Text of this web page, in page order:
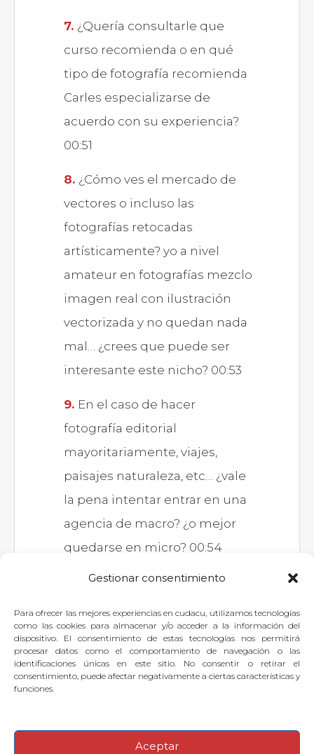
Gestionar consentimiento
Para ofrecer las mejores experiencias en cudacu, utilizamos tecnologías
como las cookies para almacenar y/o acceder a la información del
dispositivo. El consentimiento de estas tecnologías nos permitirá
procesar datos como el comportamiento de navegación o las
identificaciones únicas en este sitio. No consentir o retirar el
consentimiento, puede afectar negativamente a ciertas características y
funciones.
Aceptar
¿Quería consultarle que
curso recomienda o en qué
tipo de fotografía recomienda
Carles especializarse de
acuerdo con su experiencia?
00:51
¿Cómo ves el mercado de
vectores o incluso las
fotografías retocadas
artísticamente? yo a nivel
amateur en fotografías mezclo
imagen real con ilustración
vectorizada y no quedan nada
mal… ¿crees que puede ser
interesante este nicho? 00:53
En el caso de hacer
fotografía editorial
mayoritariamente, viajes,
paisajes naturaleza, etc… ¿vale
la pena intentar entrar en una
agencia de macro? ¿o mejor
quedarse en micro? 00:54
Si quieres dejar tu pregunta para
el experto, puedesidentificarteo
suscribirte.